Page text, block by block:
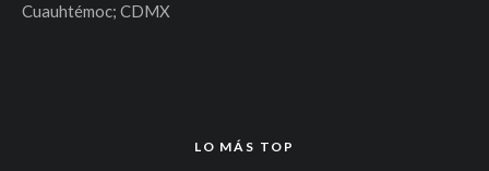
Cuauhtémoc; CDMX
LO MÁS TOP